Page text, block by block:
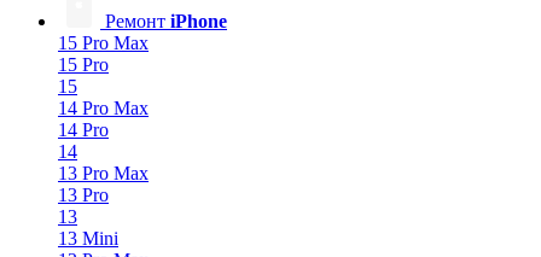
Ремонт iPhone
15 Pro Max
15 Pro
15
14 Pro Max
14 Pro
14
13 Pro Max
13 Pro
13
13 Mini